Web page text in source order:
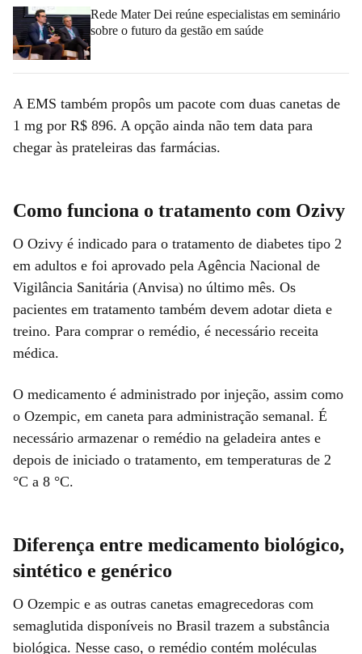
Rede Mater Dei reúne especialistas em seminário
sobre o futuro da gestão em saúde
A EMS também propôs um pacote com duas canetas de
1 mg por R$ 896. A opção ainda não tem data para
chegar às prateleiras das farmácias.
Como funciona o tratamento com Ozivy
O Ozivy é indicado para o tratamento de diabetes tipo 2
em adultos e foi aprovado pela Agência Nacional de
Vigilância Sanitária (Anvisa) no último mês. Os
pacientes em tratamento também devem adotar dieta e
treino. Para comprar o remédio, é necessário receita
médica.
O medicamento é administrado por injeção, assim como
o Ozempic, em caneta para administração semanal. É
necessário armazenar o remédio na geladeira antes e
depois de iniciado o tratamento, em temperaturas de 2
°C a 8 °C.
Diferença entre medicamento biológico,
sintético e genérico
O Ozempic e as outras canetas emagrecedoras com
semaglutida disponíveis no Brasil trazem a substância
biológica. Nesse caso, o remédio contém moléculas